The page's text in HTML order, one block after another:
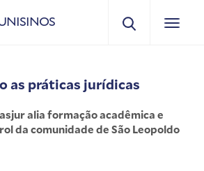
as práticas jurídicas
alia formação acadêmica e
da comunidade de São Leopoldo